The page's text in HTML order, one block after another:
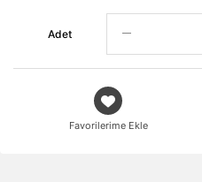
Adet
Favorilerime Ekle